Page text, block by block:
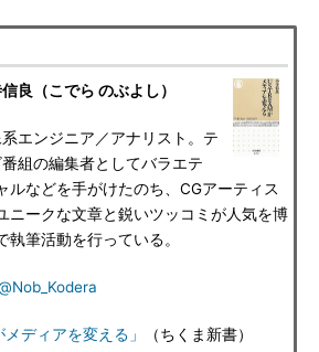
良（こでら のぶよし）
エンジニア／アナリスト。テ
番組の編集者としてバラエテ
ルなどを手がけたのち、CGアーティス
ニークな文章と鋭いツッコミが人気を博
執筆活動を行っている。
メディアを変える」 （ちくま新書）